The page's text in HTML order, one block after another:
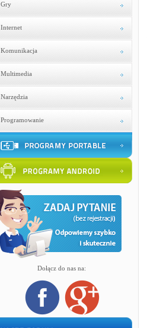
Gry
Internet
Komunikacja
Multimedia
Narzędzia
Programowanie
Dołącz do nas na: